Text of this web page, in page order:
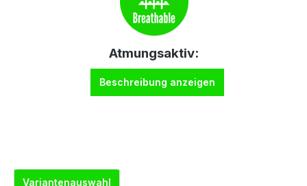
Atmungsaktiv:
Beschreibung anzeigen
Variantenauswahl